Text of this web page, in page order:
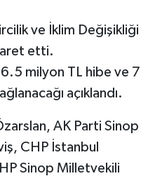
ve İklim Değişikliği
etti.
milyon TL hibe ve 7
açıklandı.
AK Parti Sinop
CHP İstanbul
Sinop Milletvekili